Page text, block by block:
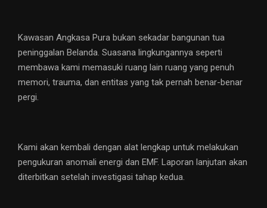
Kawasan Angkasa Pura bukan sekadar bangunan tua
peninggalan Belanda. Suasana lingkungannya seperti
membawa kami memasuki ruang lain ruang yang penuh
memori, trauma, dan entitas yang tak pernah benar-benar
pergi.
Kami akan kembali dengan alat lengkap untuk melakukan
pengukuran anomali energi dan EMF. Laporan lanjutan akan
diterbitkan setelah investigasi tahap kedua.